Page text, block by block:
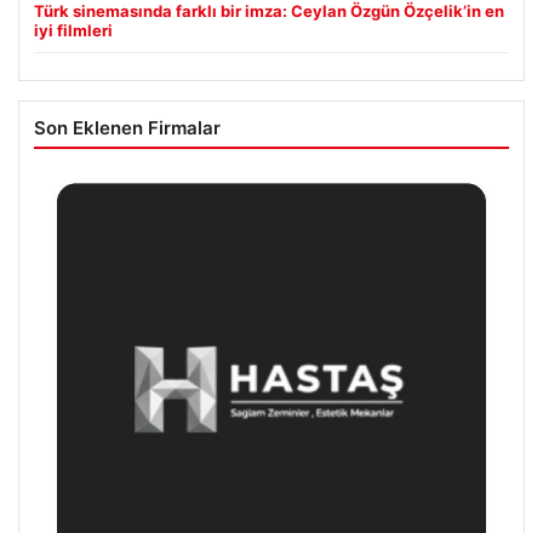
Türk sinemasında farklı bir imza: Ceylan Özgün Özçelik’in en
iyi filmleri
Son Eklenen Firmalar